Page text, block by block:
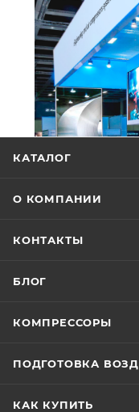
КАТАЛОГ
О КОМПАНИИ
КОНТАКТЫ
БЛОГ
КОМПРЕССОРЫ
ПОДГОТОВКА
КАК КУПИТЬ